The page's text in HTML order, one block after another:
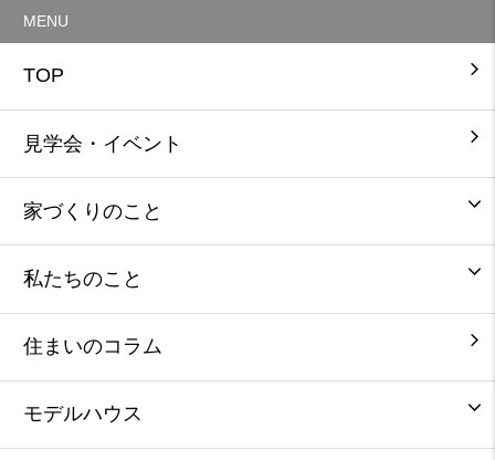
MENU
TOP
見学会・イベント
家づくりのこと
私たちのこと
住まいのコラム
モデルハウス